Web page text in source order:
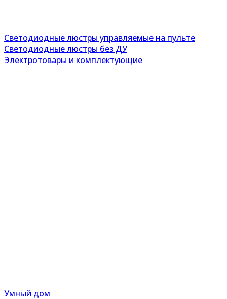
Светодиодные люстры управляемые на пульте
Светодиодные люстры без ДУ
Электротовары и комплектующие
Умный дом